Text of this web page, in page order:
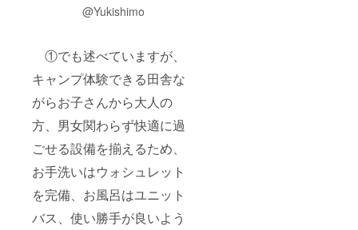
@Yukishimo
①でも述べていますが、
キャンプ体験できる田舎な
がらお子さんから大人の
方、男女関わらず快適に過
ごせる設備を揃えるため、
お手洗いはウォシュレット
を完備、お風呂はユニット
バス、使い勝手が良いよう